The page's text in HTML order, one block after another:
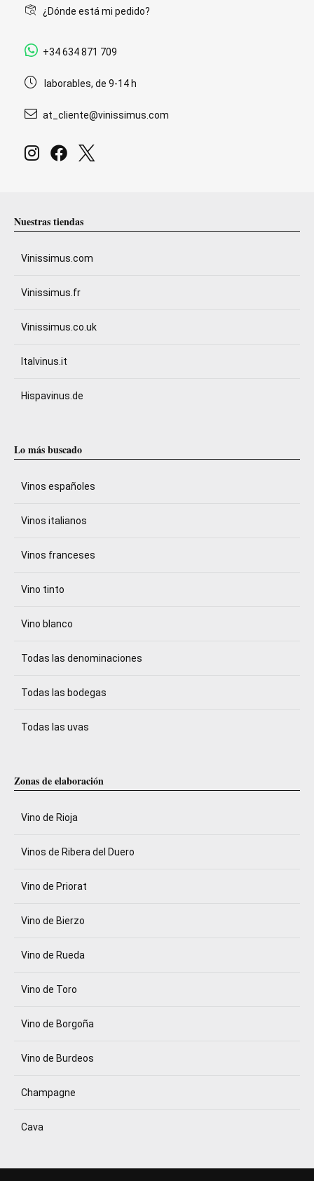
¿Dónde está mi pedido?
+34 634 871 709
laborables, de 9-14 h
at_cliente@vinissimus.com
Nuestras tiendas
Vinissimus.com
Vinissimus.fr
Vinissimus.co.uk
Italvinus.it
Hispavinus.de
Lo más buscado
Vinos españoles
Vinos italianos
Vinos franceses
Vino tinto
Vino blanco
Todas las denominaciones
Todas las bodegas
Todas las uvas
Zonas de elaboración
Vino de Rioja
Vinos de Ribera del Duero
Vino de Priorat
Vino de Bierzo
Vino de Rueda
Vino de Toro
Vino de Borgoña
Vino de Burdeos
Champagne
Cava